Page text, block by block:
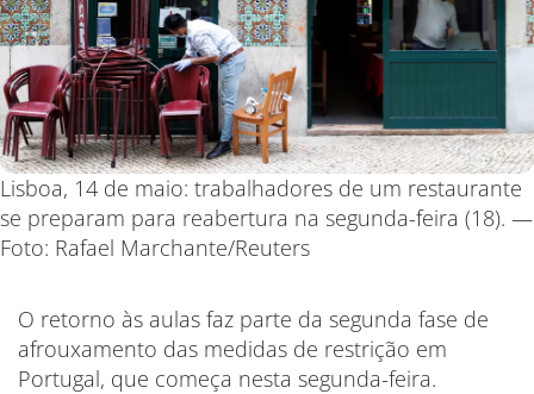
Lisboa, 14 de maio: trabalhadores de um restaurante
se preparam para reabertura na segunda-feira (18). —
Foto: Rafael Marchante/Reuters
O retorno às aulas faz parte da segunda fase de
afrouxamento das medidas de restrição em
Portugal, que começa nesta segunda-feira.